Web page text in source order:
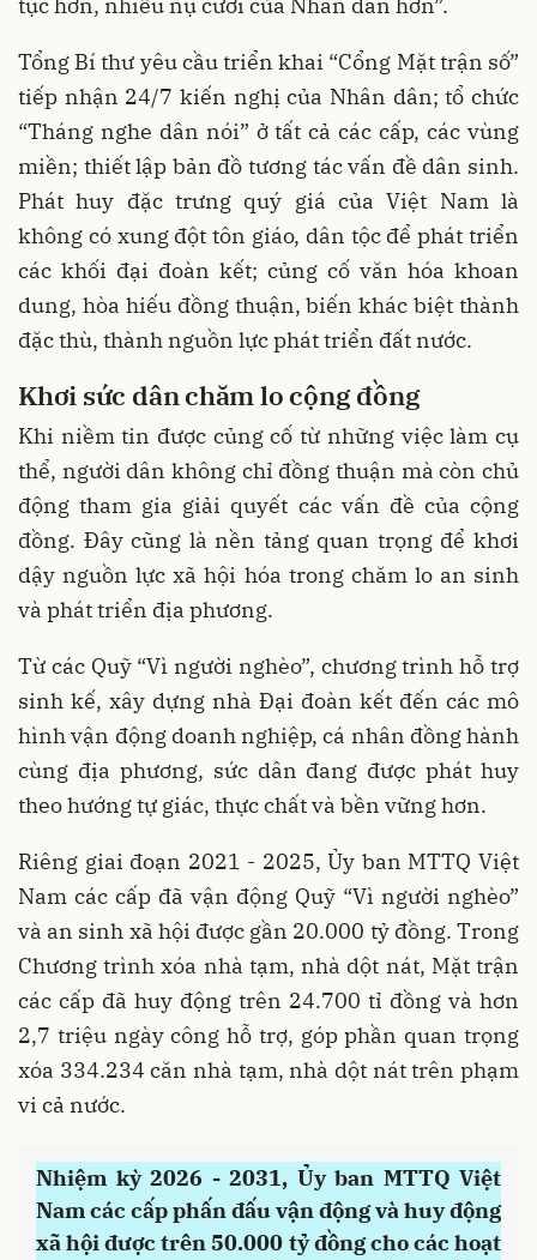
Tổng Bí thư yêu cầu triển khai “Cổng Mặt trận số”
tiếp nhận 24/7 kiến nghị của Nhân dân; tổ chức
“Tháng nghe dân nói” ở tất cả các cấp, các vùng
miền; thiết lập bản đồ tương tác vấn đề dân sinh.
Phát huy đặc trưng quý giá của Việt Nam là
không có xung đột tôn giáo, dân tộc để phát triển
các khối đại đoàn kết; củng cố văn hóa khoan
dung, hòa hiếu đồng thuận, biến khác biệt thành
đặc thù, thành nguồn lực phát triển đất nước.
Khơi sức dân chăm lo cộng đồng
Khi niềm tin được củng cố từ những việc làm cụ
thể, người dân không chỉ đồng thuận mà còn chủ
động tham gia giải quyết các vấn đề của cộng
đồng. Đây cũng là nền tảng quan trọng để khơi
dậy nguồn lực xã hội hóa trong chăm lo an sinh
và phát triển địa phương.
Từ các Quỹ “Vì người nghèo”, chương trình hỗ trợ
sinh kế, xây dựng nhà Đại đoàn kết đến các mô
hình vận động doanh nghiệp, cá nhân đồng hành
cùng địa phương, sức dân đang được phát huy
theo hướng tự giác, thực chất và bền vững hơn.
Riêng giai đoạn 2021 - 2025, Ủy ban MTTQ Việt
Nam các cấp đã vận động Quỹ “Vì người nghèo”
và an sinh xã hội được gần 20.000 tỷ đồng. Trong
Chương trình xóa nhà tạm, nhà dột nát, Mặt trận
các cấp đã huy động trên 24.700 tỉ đồng và hơn
2,7 triệu ngày công hỗ trợ, góp phần quan trọng
xóa 334.234 căn nhà tạm, nhà dột nát trên phạm
vi cả nước.
Nhiệm kỳ 2026 - 2031, Ủy ban MTTQ Việt
Nam các cấp phấn đấu vận động và huy động
xã hội được trên 50.000 tỷ đồng cho các hoạt